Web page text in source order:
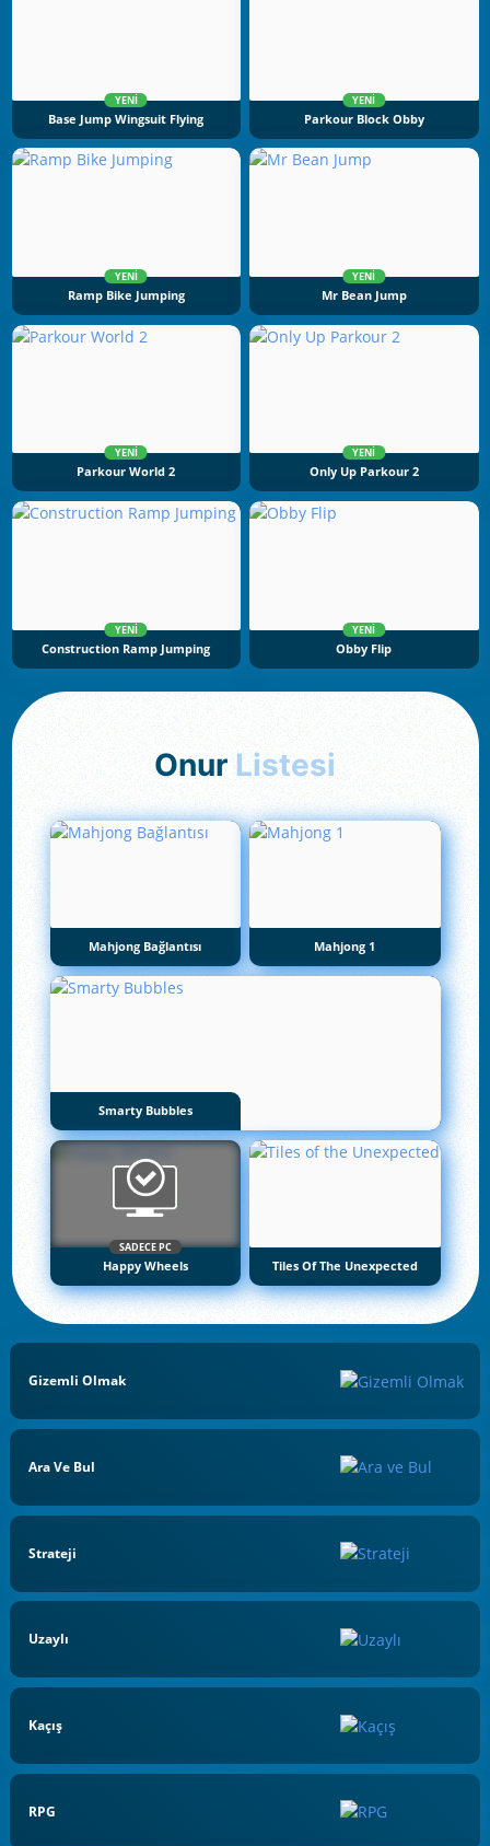
YENI
Base Jump Wingsuit Flying
YENI
Parkour Block Obby
YENI
Ramp Bike Jumping
YENI
Mr Bean Jump
YENI
Parkour World 2
YENI
Only Up Parkour 2
YENI
Construction Ramp Jumping
YENI
Obby Flip
Onur Listesi
Mahjong Bağlantısı Mahjong 1
Smarty Bubbles
SADECE PC
Happy Wheels Tiles Of The Unexpected
Gizemli Olmak
Ara Ve Bul
Strateji
Uzaylı
Kaçış
RPG